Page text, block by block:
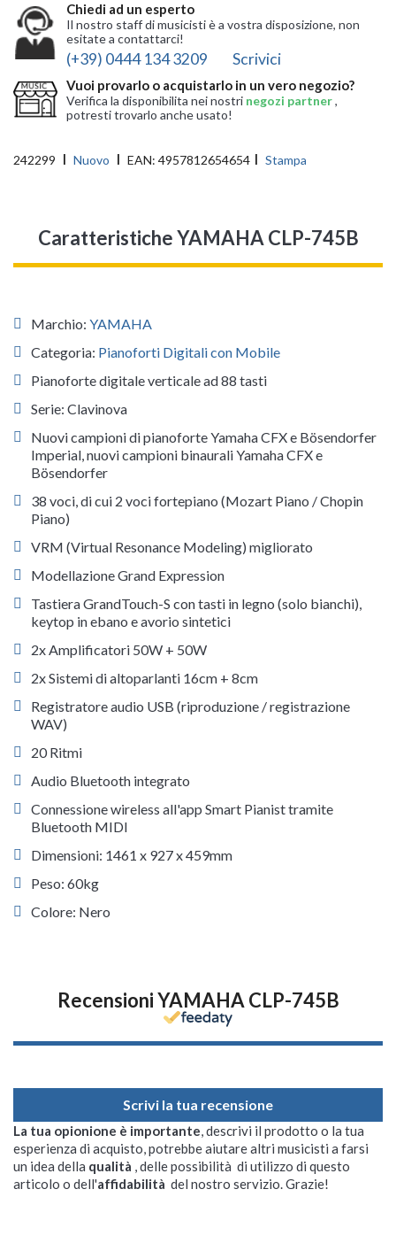
Chiedi ad un esperto
Il nostro staff di musicisti è a vostra disposizione, non
esitate a contattarci!
(+39) 0444 134 3209 Scrivici
Vuoi provarlo o acquistarlo in un vero negozio?
Verifica la disponibilita nei nostri negozi partner,
potresti trovarlo anche usato!
242299 Nuovo EAN: 4957812654654 Stampa
Caratteristiche YAMAHA CLP-745B
Marchio: YAMAHA
Categoria: Pianoforti Digitali con Mobile
Pianoforte digitale verticale ad 88 tasti
Serie: Clavinova
Nuovi campioni di pianoforte Yamaha CFX e Bösendorfer
Imperial, nuovi campioni binaurali Yamaha CFX e
Bösendorfer
38 voci, di cui 2 voci fortepiano (Mozart Piano / Chopin
Piano)
VRM (Virtual Resonance Modeling) migliorato
Modellazione Grand Expression
Tastiera GrandTouch-S con tasti in legno (solo bianchi),
keytop in ebano e avorio sintetici
2x Amplificatori 50W + 50W
2x Sistemi di altoparlanti 16cm + 8cm
Registratore audio USB (riproduzione / registrazione
WAV)
20 Ritmi
Audio Bluetooth integrato
Connessione wireless all'app Smart Pianist tramite
Bluetooth MIDI
Dimensioni: 1461 x 927 x 459mm
Peso: 60kg
Colore: Nero
Recensioni YAMAHA CLP-745B
Scrivi la tua recensione
La tua opionione è importante, descrivi il prodotto o la tua
esperienza di acquisto, potrebbe aiutare altri musicisti a farsi
un idea della qualità , delle possibilità di utilizzo di questo
articolo o dell'affidabilità del nostro servizio. Grazie!